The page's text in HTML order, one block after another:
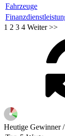
Fahrzeuge
1 2 3 4 Weiter >>
Heutige Gewinner